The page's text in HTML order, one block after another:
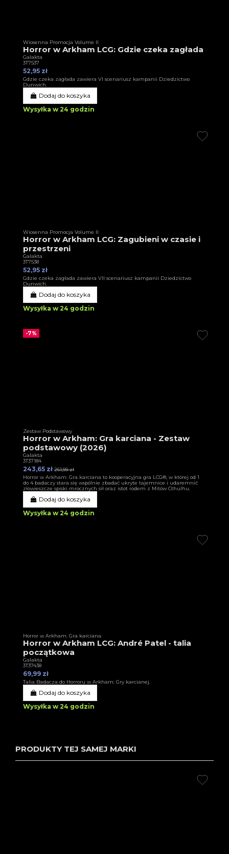
Wiosenna Promocja Volume II
Horror w Arkham LCG: Gdzie czeka zagłada
Galakta
3T7537
52,95 zł
Gdzie czeka zagłada zawiera VI scenariusz kampanii Dziedzictwo
Dunwich.
Dodaj do koszyka
Wysyłka w 24 godzin
Wiosenna Promocja Volume II
Horror w Arkham LCG: Zagubieni w czasie i
przestrzeni
Galakta
3T7538
52,95 zł
Gdzie czeka zagłada zawiera VII scenariusz kampanii Dziedzictwo
Dunwich.
Dodaj do koszyka
Wysyłka w 24 godzin
-7%
Zestaw Podstawowy
Horror w Arkham: Gra karciana - Zestaw
podstawowy (2026)
Galakta
3T37184
243,65 zł 261,99 zł
Horror w Arkham: Gra karciana to kooperacyjna gra LCG®, w której od 1
do 4 badaczy stara się wspólnie zbadać ukryte tajemnice i udaremnić
złowieszcze spiski mrocznych sił oraz istot rodem z Mitów Cthulhu.
Dodaj do koszyka
Wysyłka w 24 godzin
Horror w Arkham: Gra karciana
Horror w Arkham LCG: André Patel - talia
początkowa
Galakta
3T37438
69,99 zł
Talia Badacza do Horroru w Arkham: Gry karcianej.
Dodaj do koszyka
Wysyłka w 24 godzin
PRODUKTY TEJ SAMEJ MARKI